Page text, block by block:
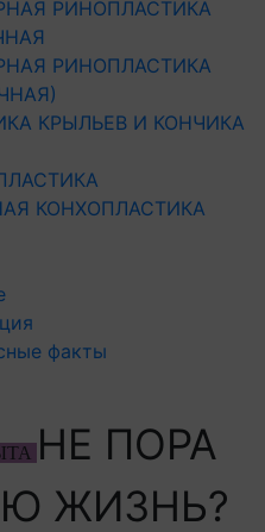
РИНОПЛАСТИКА
РИНОПЛАСТИКА
КРЫЛЬЕВ И КОНЧИКА
КОНХОПЛАСТИКА
факты
НЕ ПОРА
ЖИЗНЬ?